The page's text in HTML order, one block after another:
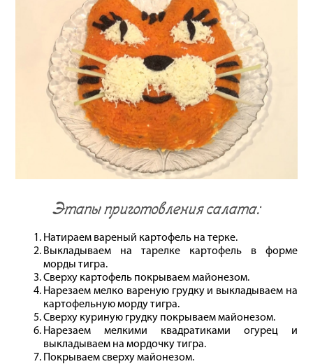
Этапы приготовления салата:
Натираем вареный картофель на терке.
Выкладываем на тарелке картофель в форме
морды тигра.
Сверху картофель покрываем майонезом.
Нарезаем мелко вареную грудку и выкладываем на
картофельную морду тигра.
Сверху куриную грудку покрываем майонезом.
Нарезаем мелкими квадратиками огурец и
выкладываем на мордочку тигра.
Покрываем сверху майонезом.